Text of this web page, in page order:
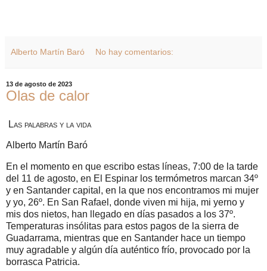
Alberto Martín Baró No hay comentarios:
13 de agosto de 2023
Olas de calor
Las palabras y la vida
Alberto Martín Baró
En el momento en que escribo estas líneas, 7:00 de la tarde
del 11 de agosto, en El Espinar los termómetros marcan 34º
y en Santander capital, en la que nos encontramos mi mujer
y yo, 26º. En San Rafael, donde viven mi hija, mi yerno y
mis dos nietos, han llegado en días pasados a los 37º.
Temperaturas insólitas para estos pagos de la sierra de
Guadarrama, mientras que en Santander hace un tiempo
muy agradable y algún día auténtico frío, provocado por la
borrasca Patricia.